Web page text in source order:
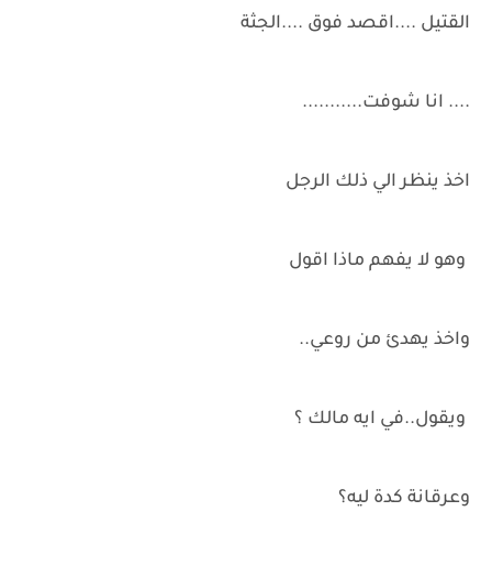
القتيل ....اقصد فوق ....الجثة
.... انا شوفت...........
اخذ ينظر الي ذلك الرجل
وهو لا يفهم ماذا اقول
واخذ يهدئ من روعي..
ويقول..في ايه مالك ؟
وعرقانة كدة ليه؟